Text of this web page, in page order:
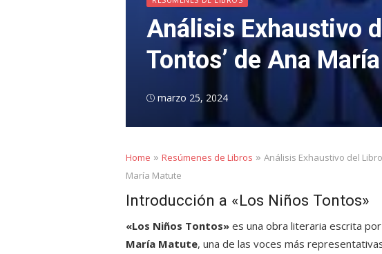
Análisis Exhaustivo
Tontos’ de Ana
Posted
marzo 25, 2024
Home » Resúmenes de Libros » Análisis Exhaustivo del
María Matute
Introducción a «Los Niños Tontos»
«Los Niños Tontos» es una obra literaria escrita
María Matute, una de las voces más